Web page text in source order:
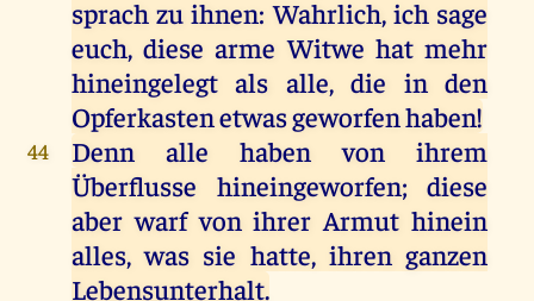
sprach zu ihnen: Wahrlich, ich sage
euch, diese arme Witwe hat mehr
hineingelegt als alle, die in den
Opferkasten etwas geworfen haben!
44
Denn alle haben von ihrem
Überflusse hineingeworfen; diese
aber warf von ihrer Armut hinein
alles, was sie hatte, ihren ganzen
Lebensunterhalt.